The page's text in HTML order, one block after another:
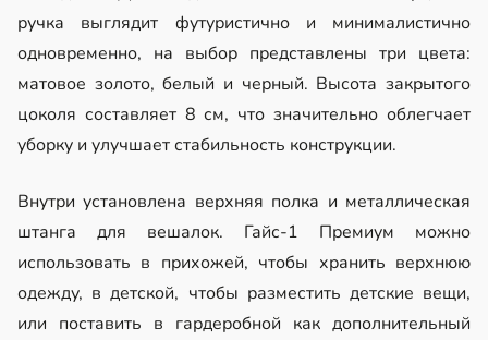
ручка выглядит футуристично и минималистично
одновременно, на выбор представлены три цвета:
матовое золото, белый и черный. Высота закрытого
цоколя составляет 8 см, что значительно облегчает
уборку и улучшает стабильность конструкции.
Внутри установлена верхняя полка и металлическая
штанга для вешалок. Гайс-1 Премиум можно
использовать в прихожей, чтобы хранить верхнюю
одежду, в детской, чтобы разместить детские вещи,
или поставить в гардеробной как дополнительный